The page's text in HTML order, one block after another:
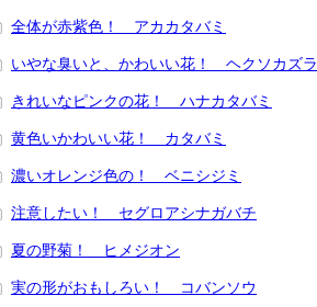
全体が赤紫色！ アカカタバミ
いやな臭いと、かわいい花！ ヘクソカズラ
きれいなピンクの花！ ハナカタバミ
黄色いかわいい花！ カタバミ
濃いオレンジ色の！ ベニシジミ
注意したい！ セグロアシナガバチ
夏の野菊！ ヒメジオン
実の形がおもしろい！ コバンソウ